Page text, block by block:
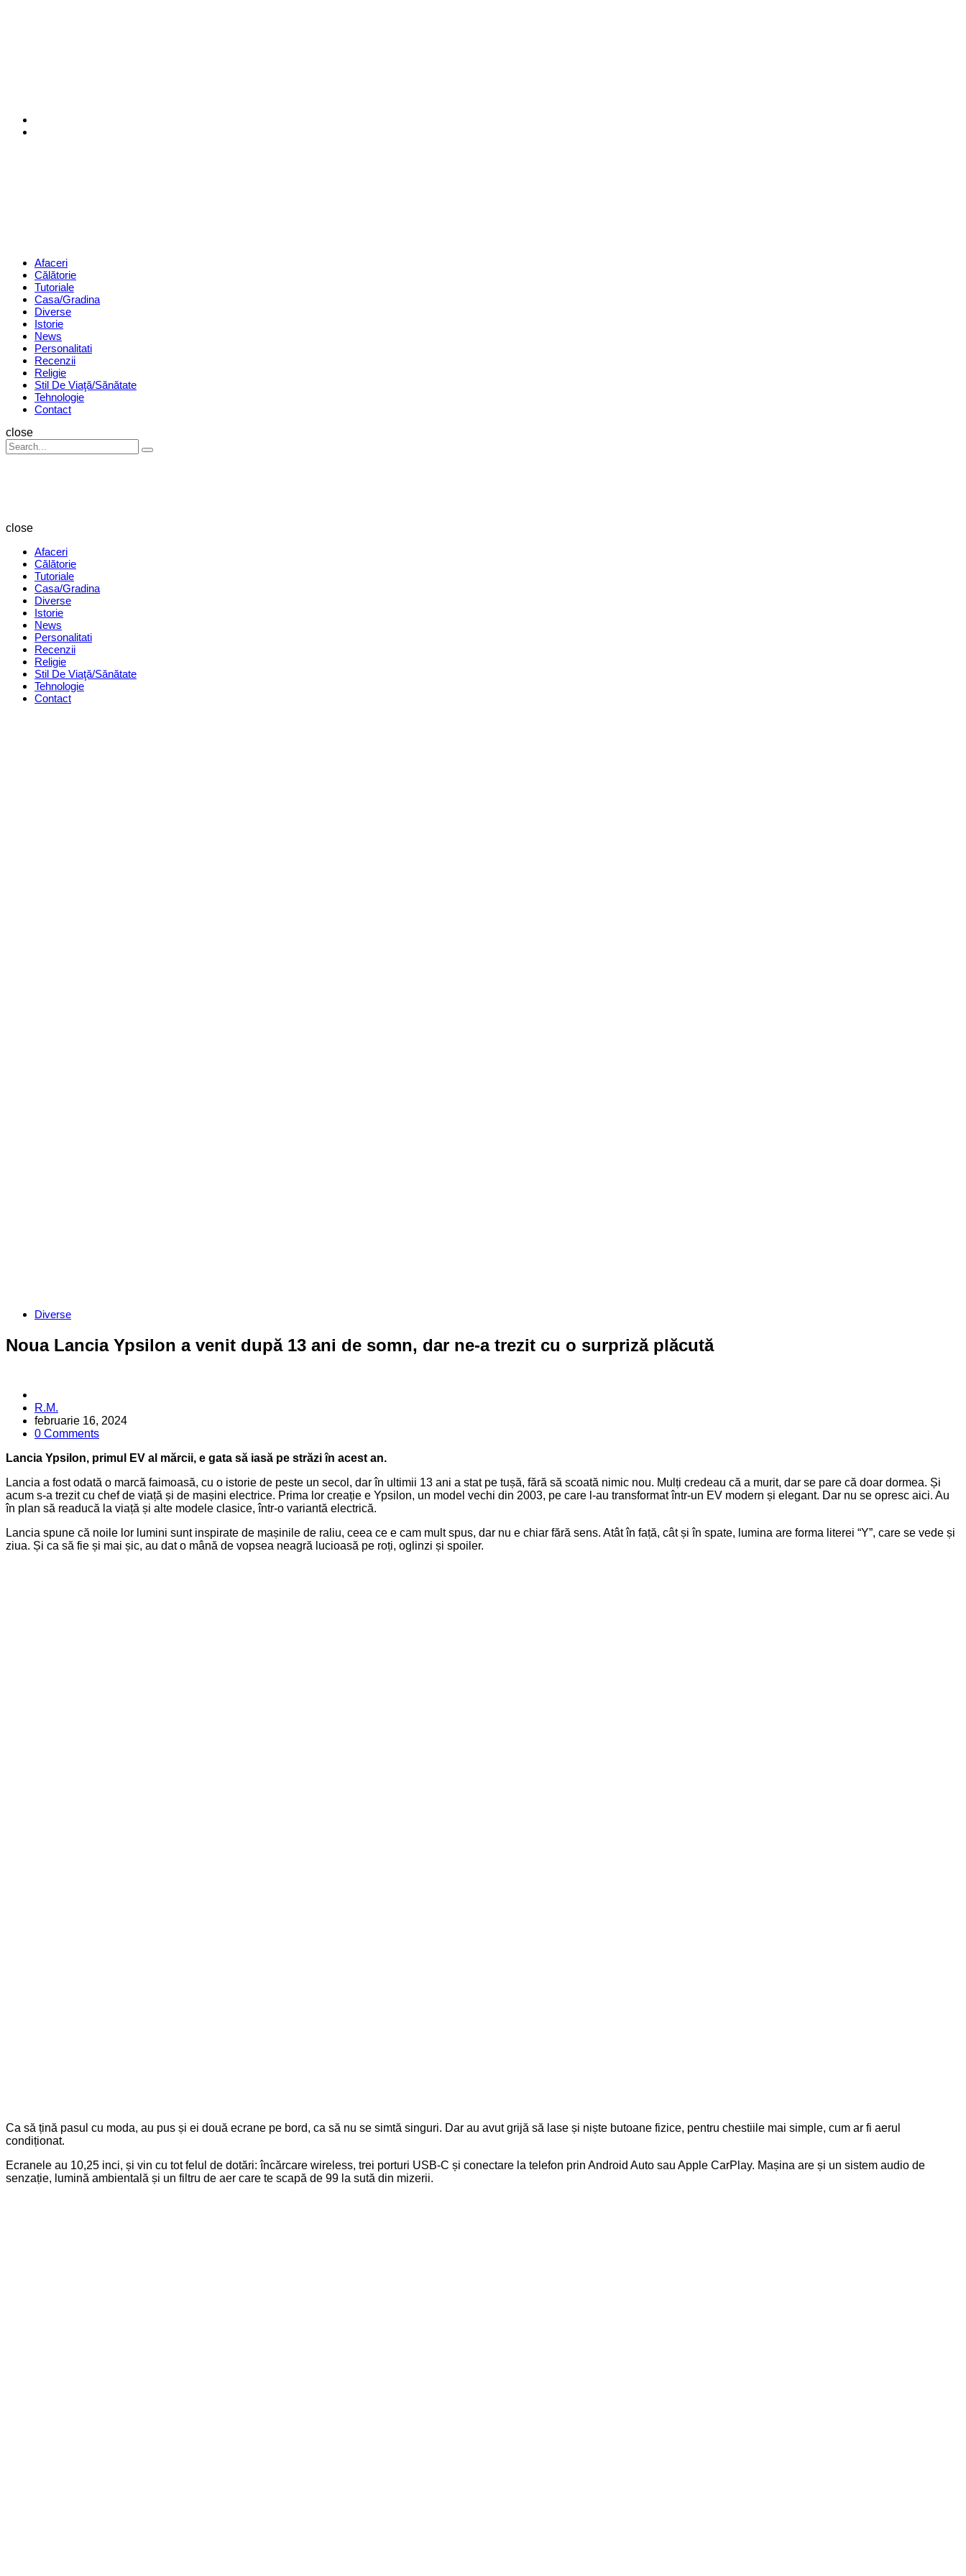
Menu Afaceri
Călătorie
Tutoriale
Casa/Gradina
Diverse
Istorie
News
Personalitati
Recenzii
Religie
Stil De Viaţă/Sănătate
Tehnologie
Contact
Search
close
Search
for:
Search
close
Afaceri
Călătorie
Tutoriale
Casa/Gradina
Diverse
Istorie
News
Personalitati
Recenzii
Religie
Stil De Viaţă/Sănătate
Tehnologie
Contact
Categories
Diverse
Noua Lancia Ypsilon a venit după 13 ani de somn, dar ne-a trezit cu o surpriză plăcută
Posted
by
R.M.
februarie 16, 2024
0 Comments
Lancia Ypsilon, primul EV al mărcii, e gata să iasă pe străzi în acest an.
Lancia a fost odată o marcă faimoasă, cu o istorie de peste un secol, dar în ultimii 13 ani a stat pe tușă, fără să scoată nimic nou. Mulți credeau că a murit, dar se pare că doar dormea. Și
acum s-a trezit cu chef de viață și de mașini electrice. Prima lor creație e Ypsilon, un model vechi din 2003, pe care l-au transformat într-un EV modern și elegant. Dar nu se opresc aici. Au
în plan să readucă la viață și alte modele clasice, într-o variantă electrică.
Lancia spune că noile lor lumini sunt inspirate de mașinile de raliu, ceea ce e cam mult spus, dar nu e chiar fără sens. Atât în față, cât și în spate, lumina are forma literei “Y”, care se vede și
ziua. Și ca să fie și mai șic, au dat o mână de vopsea neagră lucioasă pe roți, oglinzi și spoiler.
Ca să țină pasul cu moda, au pus și ei două ecrane pe bord, ca să nu se simtă singuri. Dar au avut grijă să lase și niște butoane fizice, pentru chestiile mai simple, cum ar fi aerul
condiționat.
Ecranele au 10,25 inci, și vin cu tot felul de dotări: încărcare wireless, trei porturi USB-C și conectare la telefon prin Android Auto sau Apple CarPlay. Mașina are și un sistem audio de
senzație, lumină ambientală și un filtru de aer care te scapă de 99 la sută din mizerii.